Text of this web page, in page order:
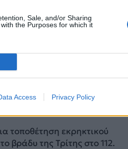
Sale, and/or Sharing
the Purposes for which it
Access Privacy Policy
ενώ το
τοποθέτηση εκρηκτικού
βράδυ της Τρίτης στο 112.